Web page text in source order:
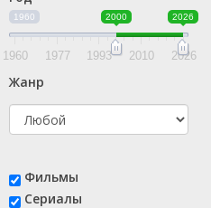
1960 2000 2026
1960 1977 1993 2010 2026
Жанр
Фильмы
Сериалы